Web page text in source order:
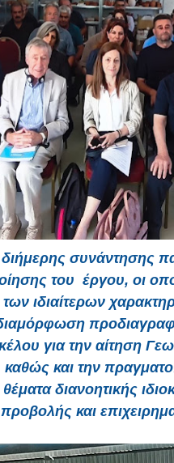
διήμερης συνάντησης
του έργου, οι
ιδιαίτερων
για την αίτηση
και την
διανοητικής
και